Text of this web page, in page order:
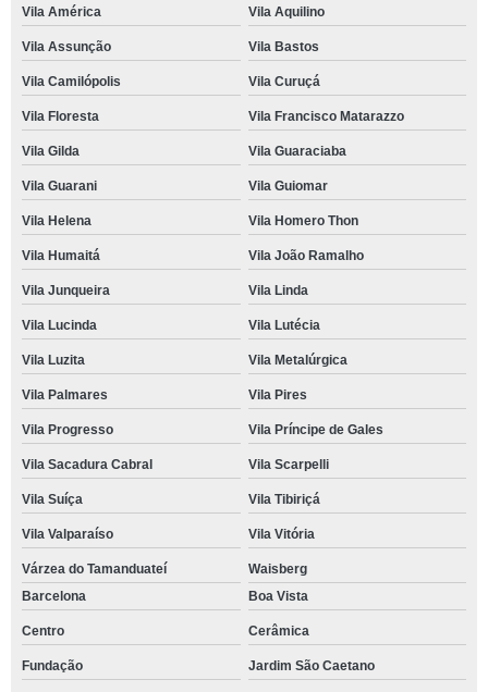
Vila América Vila Aquilino
Vila Assunção Vila Bastos
Vila Camilópolis Vila Curuçá
Vila Floresta Vila Francisco Matarazzo
Vila Gilda Vila Guaraciaba
Vila Guarani Vila Guiomar
Vila Helena Vila Homero Thon
Vila Humaitá Vila João Ramalho
Vila Junqueira Vila Linda
Vila Lucinda Vila Lutécia
Vila Luzita Vila Metalúrgica
Vila Palmares Vila Pires
Vila Progresso Vila Príncipe de Gales
Vila Sacadura Cabral Vila Scarpelli
Vila Suíça Vila Tibiriçá
Vila Valparaíso Vila Vitória
Várzea do Tamanduateí
Waisberg
Barcelona
Boa Vista
Centro Cerâmica
Fundação Jardim São Caetano